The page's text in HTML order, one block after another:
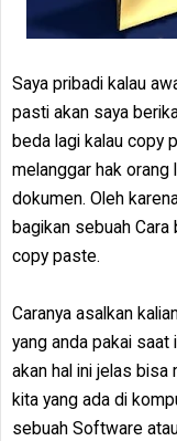
Saya pribadi kalau
pasti akan saya
beda lagi kalau copy
melanggar hak orang
dokumen. Oleh
bagikan sebuah
copy paste.
Caranya asalkan
yang anda pakai saat
akan hal ini jelas
kita yang ada di
sebuah Software